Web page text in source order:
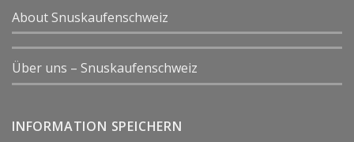
About Snuskaufenschweiz
Über uns – Snuskaufenschweiz
INFORMATION SPEICHERN